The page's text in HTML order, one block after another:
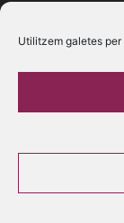
Utilitzem galetes
© 2016